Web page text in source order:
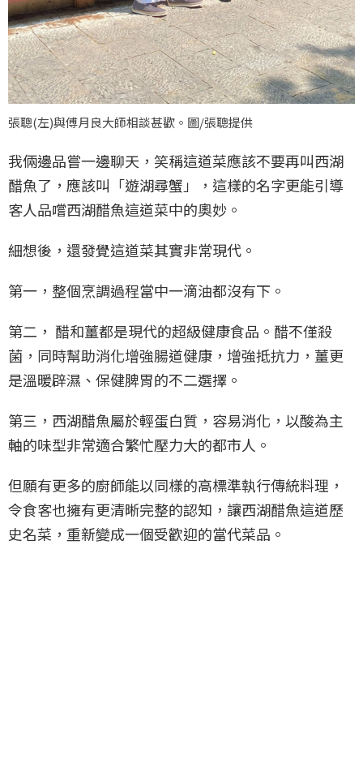
張聰(左)與傅月良大師相談甚歡。圖/張聰提供
我倆邊品嘗一邊聊天，笑稱這道菜應該不要再叫西湖
醋魚了，應該叫「遊湖尋蟹」，這樣的名字更能引導
客人品嚐西湖醋魚這道菜中的奧妙。
細想後，還發覺這道菜其實非常現代。
第一，整個烹調過程當中一滴油都沒有下。
第二， 醋和薑都是現代的超級健康食品。醋不僅殺
菌，同時幫助消化增強腸道健康，增強抵抗力，薑更
是溫暖辟濕、保健脾胃的不二選擇。
第三，西湖醋魚屬於輕蛋白質，容易消化，以酸為主
軸的味型非常適合繁忙壓力大的都市人。
但願有更多的廚師能以同樣的高標準執行傳統料理，
令食客也擁有更清晰完整的認知，讓西湖醋魚這道歷
史名菜，重新變成一個受歡迎的當代菜品。